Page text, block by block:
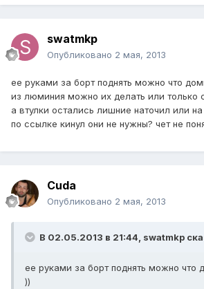
swatmkp
Опубликовано 2 мая, 2013
ее руками за борт поднять можно что
из люминия можно их делать или только
а втулки остались лишние наточил или
по ссылке кинул они не нужны? чет не
Cuda
Опубликовано 2 мая, 2013
В 02.05.2013 в 21:44, swatmkp
ее руками за борт поднять можно что
))